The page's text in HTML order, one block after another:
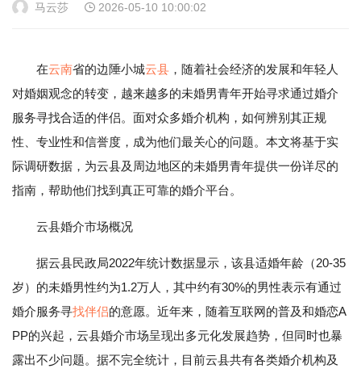
马云莎 2026-05-10 10:00:02
在云南省的边陲小城云县 ，随着社会经济的发展和年轻人
对婚姻观念的转变，越来越多的未婚男青年开始寻求通过婚介
服务寻找合适的伴侣。面对众多婚介机构，如何辨别其正规
性、专业性和信誉度，成为他们最关心的问题。本文将基于实
际调研数据，为云县及周边地区的未婚男青年提供一份详尽的
指南，帮助他们找到真正可靠的婚介平台。
云县婚介市场概况
据云县民政局2022年统计数据显示，该县适婚年龄（20-35
岁）的未婚男性约为1.2万人，其中约有30%的男性表示有通过
婚介服务寻找伴侣的意愿。近年来，随着互联网的普及和婚恋A
PP的兴起，云县婚介市场呈现出多元化发展趋势，但同时也暴
露出不少问题。据不完全统计，目前云县共有各类婚介机构及